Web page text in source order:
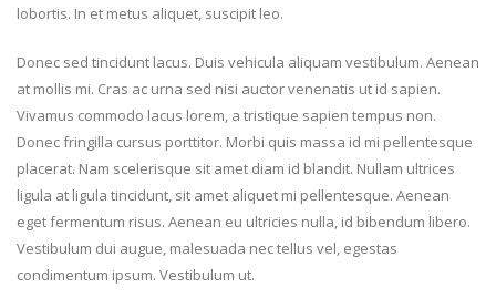
lobortis. In et metus aliquet, suscipit leo.
Donec sed tincidunt lacus. Duis vehicula aliquam vestibulum. Aenean
at mollis mi. Cras ac urna sed nisi auctor venenatis ut id sapien.
Vivamus commodo lacus lorem, a tristique sapien tempus non.
Donec fringilla cursus porttitor. Morbi quis massa id mi pellentesque
placerat. Nam scelerisque sit amet diam id blandit. Nullam ultrices
ligula at ligula tincidunt, sit amet aliquet mi pellentesque. Aenean
eget fermentum risus. Aenean eu ultricies nulla, id bibendum libero.
Vestibulum dui augue, malesuada nec tellus vel, egestas
condimentum ipsum. Vestibulum ut.